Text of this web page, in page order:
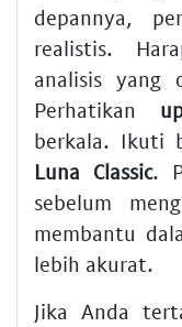
depannya,
realistis.
analisis yang
Perhatikan
berkala. Ikuti
Luna Classic.
sebelum
membantu
lebih akurat.
Jika Anda